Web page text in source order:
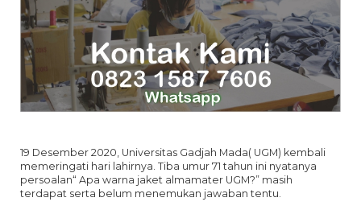
19 Desember 2020, Universitas Gadjah Mada( UGM) kembali
memeringati hari lahirnya. Tiba umur 71 tahun ini nyatanya
persoalan“ Apa warna jaket almamater UGM?” masih
terdapat serta belum menemukan jawaban tentu.